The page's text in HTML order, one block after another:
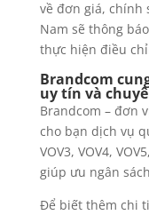
về đơn giá, chính
Nam sẽ thông
thực hiện điều
Brandcom
uy tín và
Brandcom – đơn
cho bạn dịch vụ
VOV3, VOV4,
giúp ưu ngân
Để biết thêm chi